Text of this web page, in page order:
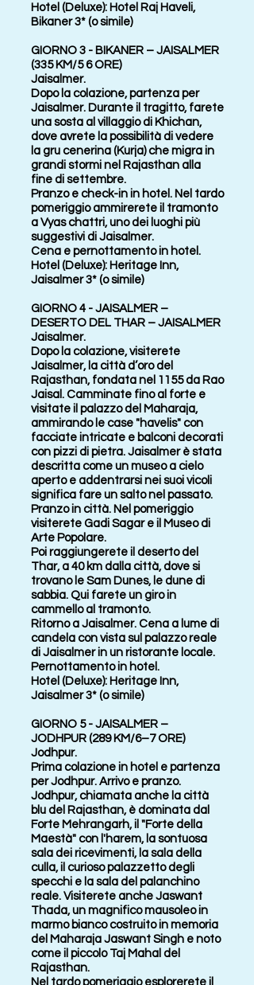
Hotel (Deluxe): Hotel Raj Haveli,
Bikaner 3* (o simile)
GIORNO 3 - BIKANER – JAISALMER
(335 KM/5 6 ORE)
Jaisalmer.
Dopo la colazione, partenza per
Jaisalmer. Durante il tragitto, farete
una sosta al villaggio di Khichan,
dove avrete la possibilità di vedere
la gru cenerina (Kurja) che migra in
grandi stormi nel Rajasthan alla
fine di settembre.
Pranzo e check-in in hotel. Nel tardo
pomeriggio ammirerete il tramonto
a Vyas chattri, uno dei luoghi più
suggestivi di Jaisalmer.
Cena e pernottamento in hotel.
Hotel (Deluxe): Heritage Inn,
Jaisalmer 3* (o simile)
GIORNO 4 - JAISALMER –
DESERTO DEL THAR – JAISALMER
Jaisalmer.
Dopo la colazione, visiterete
Jaisalmer, la città d’oro del
Rajasthan, fondata nel 1155 da Rao
Jaisal. Camminate fino al forte e
visitate il palazzo del Maharaja,
ammirando le case "havelis" con
facciate intricate e balconi decorati
con pizzi di pietra. Jaisalmer è stata
descritta come un museo a cielo
aperto e addentrarsi nei suoi vicoli
significa fare un salto nel passato.
Pranzo in città. Nel pomeriggio
visiterete Gadi Sagar e il Museo di
Arte Popolare.
Poi raggiungerete il deserto del
Thar, a 40 km dalla città, dove si
trovano le Sam Dunes, le dune di
sabbia. Qui farete un giro in
cammello al tramonto.
Ritorno a Jaisalmer. Cena a lume di
candela con vista sul palazzo reale
di Jaisalmer in un ristorante locale.
Pernottamento in hotel.
Hotel (Deluxe): Heritage Inn,
Jaisalmer 3* (o simile)
GIORNO 5 - JAISALMER –
JODHPUR (289 KM/6–7 ORE)
Jodhpur.
Prima colazione in hotel e partenza
per Jodhpur. Arrivo e pranzo.
Jodhpur, chiamata anche la città
blu del Rajasthan, è dominata dal
Forte Mehrangarh, il "Forte della
Maestà" con l'harem, la sontuosa
sala dei ricevimenti, la sala della
culla, il curioso palazzetto degli
specchi e la sala del palanchino
reale. Visiterete anche Jaswant
Thada, un magnifico mausoleo in
marmo bianco costruito in memoria
del Maharaja Jaswant Singh e noto
come il piccolo Taj Mahal del
Rajasthan.
Nel tardo pomeriggio esplorerete il